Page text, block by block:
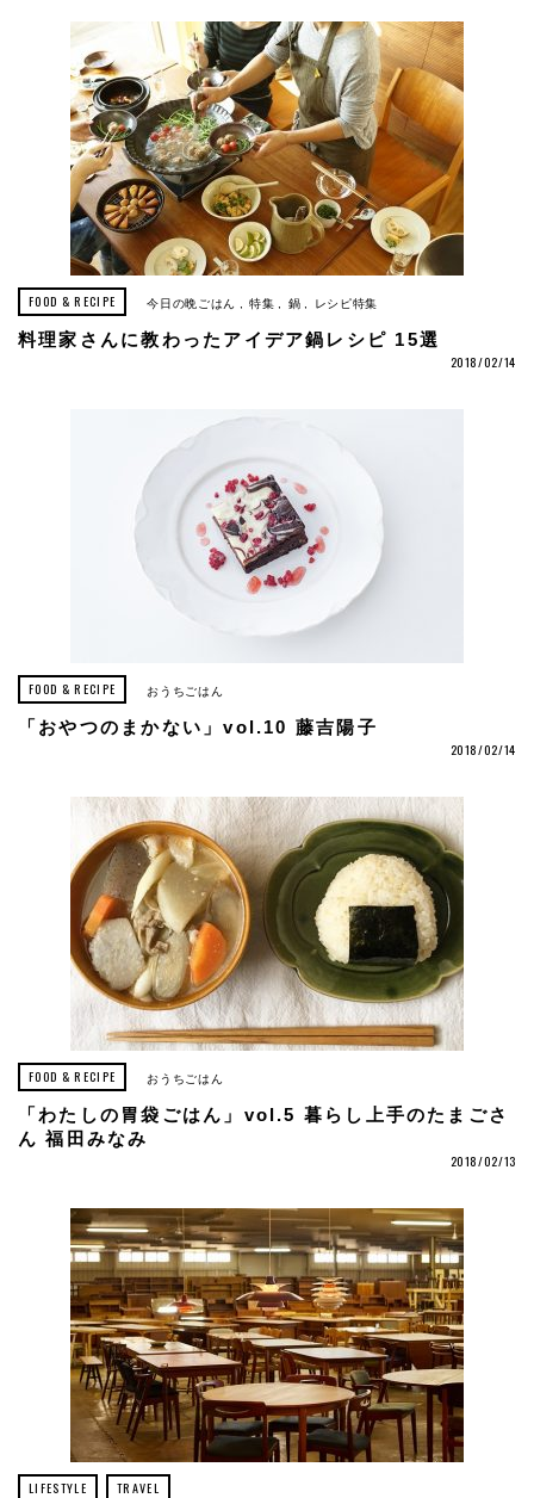
FOOD & RECIPE 今日の晩ごはん 特集 鍋 レシピ特集
料理家さんに教わったアイデア鍋レシピ 15選
2018/02/14
FOOD & RECIPE おうちごはん
「おやつのまかない」vol.10 藤吉陽子
2018/02/14
FOOD & RECIPE おうちごはん
「わたしの胃袋ごはん」vol.5 暮らし上手のたまごさ
ん 福田みなみ
2018/02/13
LIFESTYLE TRAVEL